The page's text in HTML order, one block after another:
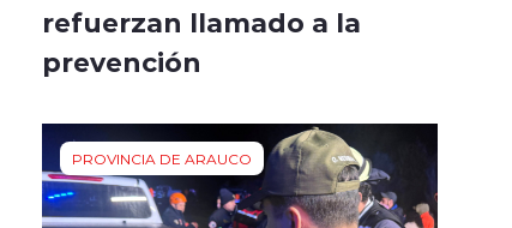
refuerzan llamado a la
prevención
PROVINCIA DE ARAUCO